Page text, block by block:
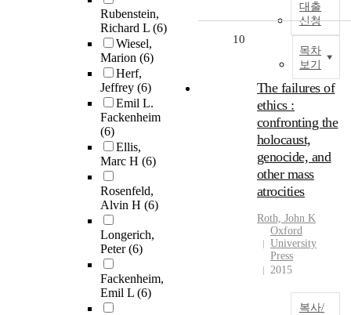
Rubenstein,
Richard L (6)
Wiesel,
Marion (6)
Herf,
Jeffrey (6)
Emil L.
Fackenheim
(6)
Ellis,
Marc H (6)
Rosenfeld,
Alvin H (6)
Longerich,
Peter(6)
Fackenheim,
Emil L (6)
대출
신청
목차
보기
10
The failures of
ethics :
confronting the
holocaust,
genocide, and
other mass
atrocities
Roth, John K
Oxford
University
Press
2015
복사/